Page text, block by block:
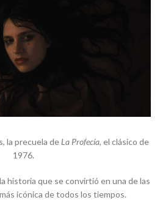
la precuela de La Profecía, el clásico de
1976.
historia que se convirtió en una de las
icónica de todos los tiempos.